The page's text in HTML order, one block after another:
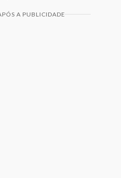
A PUBLICIDADE